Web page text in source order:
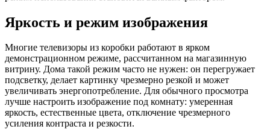
Яркость и режим изображения
Многие телевизоры из коробки работают в ярком
демонстрационном режиме, рассчитанном на магазинную
витрину. Дома такой режим часто не нужен: он перегружает
подсветку, делает картинку чрезмерно резкой и может
увеличивать энергопотребление. Для обычного просмотра
лучше настроить изображение под комнату: умеренная
яркость, естественные цвета, отключение чрезмерного
усиления контраста и резкости.